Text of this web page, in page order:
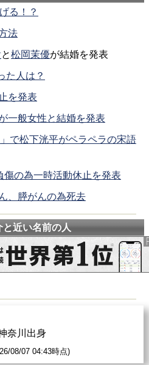
る！？
法
と松岡茉優が結婚を発表
た人は？
を発表
一般女性と結婚を発表
で松下洸平がペラペラの宋語
の為一時活動休止を発表
、膵がんの為死去
と近い名前の人
奈川出身
08/07 04:43時点)